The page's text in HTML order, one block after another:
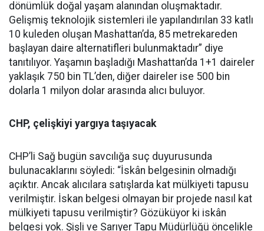
dönümlük doğal yaşam alanından oluşmaktadır.
Gelişmiş teknolojik sistemleri ile yapılandırılan 33 katlı
10 kuleden oluşan Mashattan’da, 85 metrekareden
başlayan daire alternatifleri bulunmaktadır” diye
tanıtılıyor. Yaşamın başladığı Mashattan’da 1+1 daireler
yaklaşık 750 bin TL’den, diğer daireler ise 500 bin
dolarla 1 milyon dolar arasında alıcı buluyor.
CHP, çelişkiyi yargıya taşıyacak
CHP’li Sağ bugün savcılığa suç duyurusunda
bulunacaklarını söyledi: “İskân belgesinin olmadığı
açıktır. Ancak alıcılara satışlarda kat mülkiyeti tapusu
verilmiştir. İskan belgesi olmayan bir projede nasıl kat
mülkiyeti tapusu verilmiştir? Gözüküyor ki iskân
belgesi yok. Şişli ve Sarıyer Tapu Müdürlüğü öncelikle